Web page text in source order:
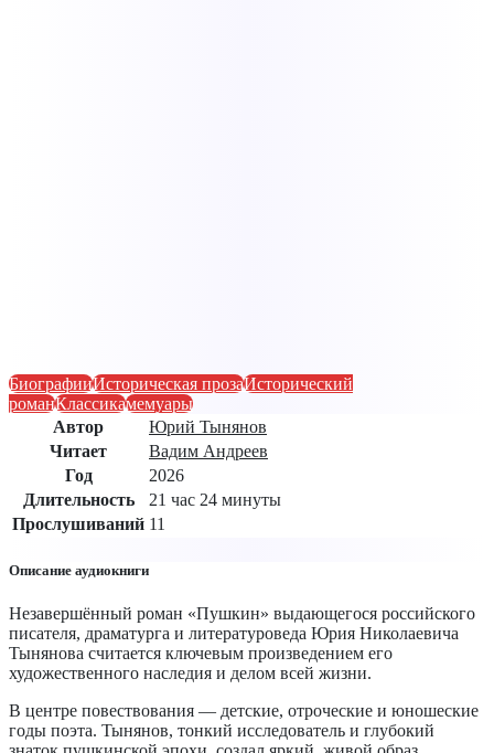
БиографииИсторическая прозаИсторический
романКлассикамемуары
Автор
Юрий Тынянов
Читает
Вадим Андреев
Год
2026
Длительность
21 час 24 минуты
Прослушиваний 11
Описание аудиокниги
Незавершённый роман «Пушкин» выдающегося российского
писателя, драматурга и литературоведа Юрия Николаевича
Тынянова считается ключевым произведением его
художественного наследия и делом всей жизни.
В центре повествования — детские, отроческие и юношеские
годы поэта. Тынянов, тонкий исследователь и глубокий